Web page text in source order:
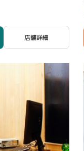
店舗詳細